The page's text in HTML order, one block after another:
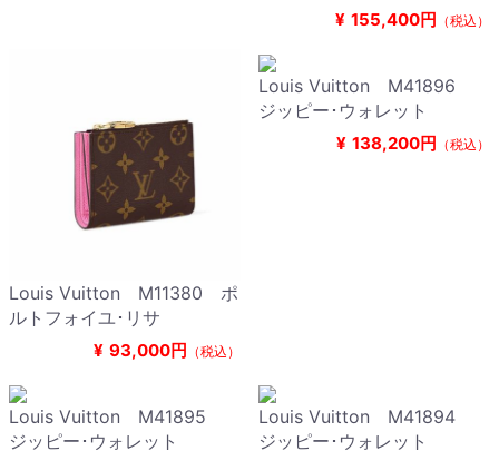
¥ 155,400円 （税込）
Louis Vuitton M11380 ポ
ルトフォイユ･リサ
¥ 93,000円 （税込）
Louis Vuitton M41896
ジッピー･ウォレット
¥ 138,200円 （税込）
Louis Vuitton M41895
ジッピー･ウォレット
Louis Vuitton M41894
ジッピー･ウォレット